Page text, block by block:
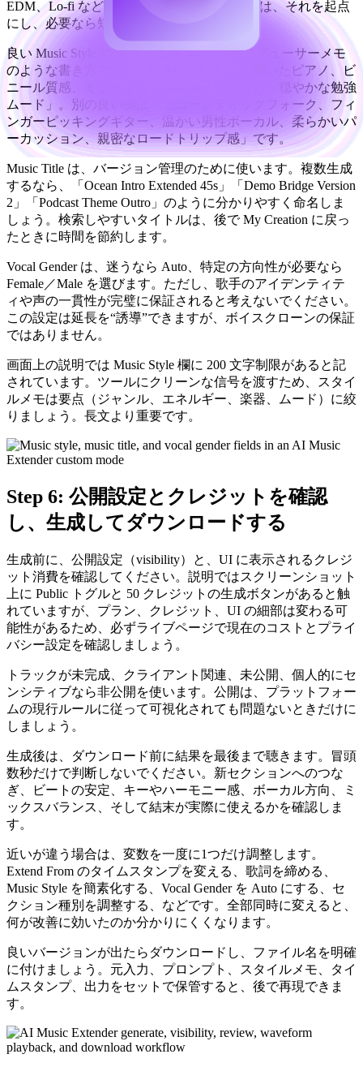
EDM、Lo-fi などのチップが表示される場合は、それを起点
にし、必要なら短い補足を加えます。
良い Music Style の例は、コンパクトなプロデューサーメモ
のような書き方です。「lo-fi hip-hop、落ち着いたピアノ、ビ
ニール質感、ミュートドラム、ボーカルなし、穏やかな勉強
ムード」。別の良い例は「アコースティックフォーク、フィ
ンガーピッキングギター、温かい男性ボーカル、柔らかいパ
ーカッション、親密なロードトリップ感」です。
Music Title は、バージョン管理のために使います。複数生成
するなら、「Ocean Intro Extended 45s」「Demo Bridge Version
2」「Podcast Theme Outro」のように分かりやすく命名しま
しょう。検索しやすいタイトルは、後で My Creation に戻っ
たときに時間を節約します。
Vocal Gender は、迷うなら Auto、特定の方向性が必要なら
Female／Male を選びます。ただし、歌手のアイデンティテ
ィや声の一貫性が完璧に保証されると考えないでください。
この設定は延長を“誘導”できますが、ボイスクローンの保証
ではありません。
画面上の説明では Music Style 欄に 200 文字制限があると記
されています。ツールにクリーンな信号を渡すため、スタイ
ルメモは要点（ジャンル、エネルギー、楽器、ムード）に絞
りましょう。長文より重要です。
Step 6: 公開設定とクレジットを確認
し、生成してダウンロードする
生成前に、公開設定（visibility）と、UI に表示されるクレジ
ット消費を確認してください。説明ではスクリーンショット
上に Public トグルと 50 クレジットの生成ボタンがあると触
れていますが、プラン、クレジット、UI の細部は変わる可
能性があるため、必ずライブページで現在のコストとプライ
バシー設定を確認しましょう。
トラックが未完成、クライアント関連、未公開、個人的にセ
ンシティブなら非公開を使います。公開は、プラットフォー
ムの現行ルールに従って可視化されても問題ないときだけに
しましょう。
生成後は、ダウンロード前に結果を最後まで聴きます。冒頭
数秒だけで判断しないでください。新セクションへのつな
ぎ、ビートの安定、キーやハーモニー感、ボーカル方向、ミ
ックスバランス、そして結末が実際に使えるかを確認しま
す。
近いが違う場合は、変数を一度に1つだけ調整します。
Extend From のタイムスタンプを変える、歌詞を締める、
Music Style を簡素化する、Vocal Gender を Auto にする、セ
クション種別を調整する、などです。全部同時に変えると、
何が改善に効いたのか分かりにくくなります。
良いバージョンが出たらダウンロードし、ファイル名を明確
に付けましょう。元入力、プロンプト、スタイルメモ、タイ
ムスタンプ、出力をセットで保管すると、後で再現できま
す。